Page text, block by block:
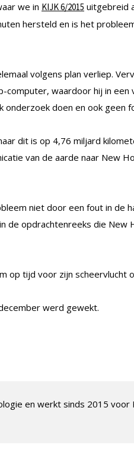
we in KIJK 6/2015 uitgebreid
hersteld en is het
volgens plan verliep.
computer, waardoor hij in een
doen en ook geen
dit is op 4,76 miljard
van de aarde naar New
niet door een fout in de
de opdrachtenreeks die New
op tijd voor zijn scheervlucht
werd gewekt.
en werkt sinds 2015 voor